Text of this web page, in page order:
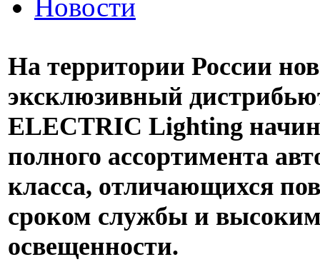
Новости
На территории России
эксклюзивный
ELECTRIC Lighting
полного ассортимента
класса, отличающихся
сроком службы и
освещенности.